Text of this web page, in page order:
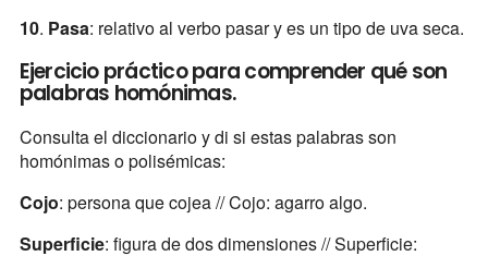
10. Pasa: relativo al verbo pasar y es un tipo de uva seca.
Ejercicio práctico para comprender qué son
palabras homónimas.
Consulta el diccionario y di si estas palabras son
homónimas o polisémicas:
Cojo: persona que cojea // Cojo: agarro algo.
Superficie: figura de dos dimensiones // Superficie: